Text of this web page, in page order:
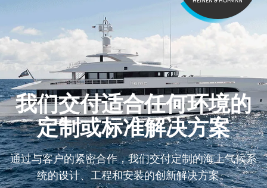
我们交付适合任何环境的
定制或标准解决方案
通过与客户的紧密合作，我们交付定制的海上气候系
统的设计、工程和安装的创新解决方案。